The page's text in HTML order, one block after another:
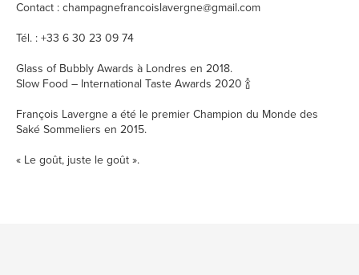
Contact : champagnefrancoislavergne@gmail.com
Tél. : +33 6 30 23 09 74
Glass of Bubbly Awards à Londres en 2018.
Slow Food – International Taste Awards 2020 🍾
François Lavergne a été le premier Champion du Monde des
Saké Sommeliers en 2015.
« Le goût, juste le goût ».